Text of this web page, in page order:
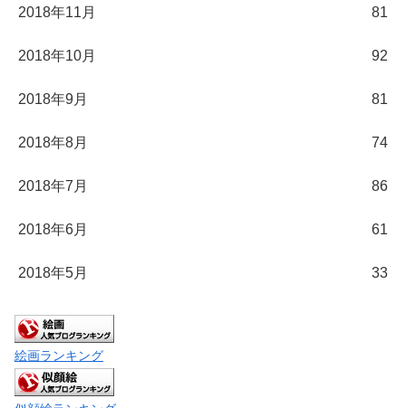
2018年11月 81
2018年10月 92
2018年9月 81
2018年8月 74
2018年7月 86
2018年6月 61
2018年5月 33
絵画ランキング